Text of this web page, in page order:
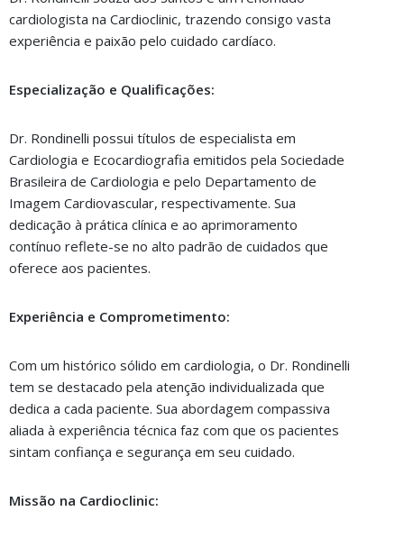
cardiologista na Cardioclinic, trazendo consigo vasta
experiência e paixão pelo cuidado cardíaco.
Especialização e Qualificações:
Dr. Rondinelli possui títulos de especialista em
Cardiologia e Ecocardiografia emitidos pela Sociedade
Brasileira de Cardiologia e pelo Departamento de
Imagem Cardiovascular, respectivamente. Sua
dedicação à prática clínica e ao aprimoramento
contínuo reflete-se no alto padrão de cuidados que
oferece aos pacientes.
Experiência e Comprometimento:
Com um histórico sólido em cardiologia, o Dr. Rondinelli
tem se destacado pela atenção individualizada que
dedica a cada paciente. Sua abordagem compassiva
aliada à experiência técnica faz com que os pacientes
sintam confiança e segurança em seu cuidado.
Missão na Cardioclinic: